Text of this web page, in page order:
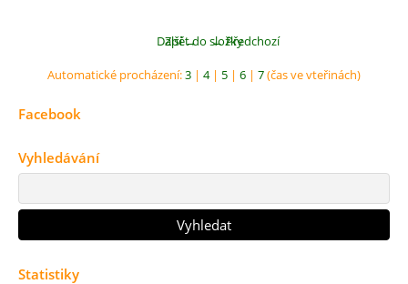
← Předchozí
Další →
Zpět do složky
Automatické procházení:3 | 4| 5 | 6 | 7(čas ve vteřinách)
Facebook
Vyhledávání
Statistiky